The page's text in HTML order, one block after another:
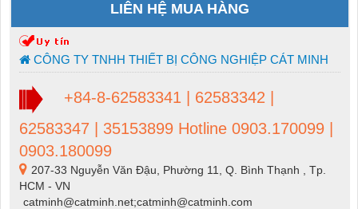
LIÊN HỆ MUA HÀNG
CÔNG TY TNHH THIẾT BỊ CÔNG NGHIỆP CÁT MINH
+84-8-62583341 | 62583342 |
62583347 | 35153899 Hotline 0903.170099 |
0903.180099
207-33 Nguyễn Văn Đậu, Phường 11, Q. Bình Thạnh , Tp.
HCM - VN
catminh@catminh.net;catminh@catminh.com